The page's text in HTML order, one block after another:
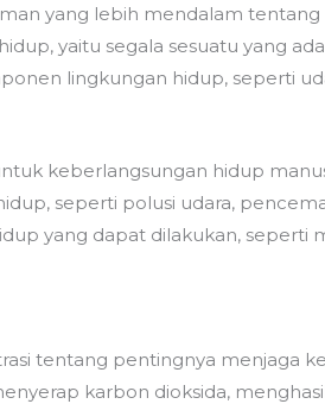
yang lebih mendalam
yaitu segala sesuatu yang
lingkungan hidup, seperti
keberlangsungan hidup
seperti polusi udara,
yang dapat dilakukan, seperti
tentang pentingnya menjaga
karbon dioksida,